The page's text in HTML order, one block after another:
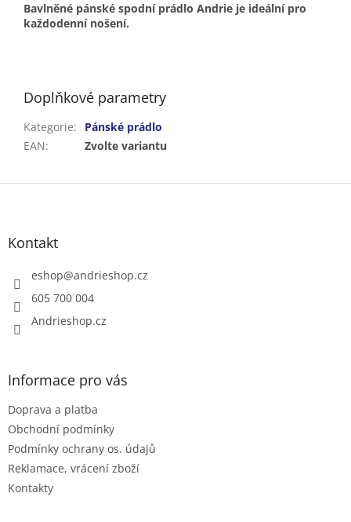
Bavlněné pánské spodní prádlo Andrie je ideální pro
každodenní nošení.
Doplňkové parametry
Kategorie:
Pánské prádlo
EAN: Zvolte variantu
Z
Kontakt
eshop@andrieshop.cz
605 700 004
Andrieshop.cz
Informace pro vás
Doprava a platba
Obchodní podmínky
Podmínky ochrany os. údajů
Reklamace, vrácení zboží
Kontakty